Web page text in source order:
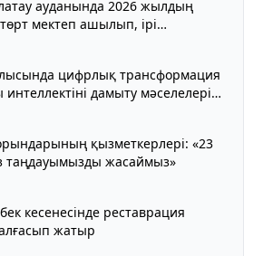
ауданында 2026 жылдың
мектеп ашылып, ірі
жобалар аяқталады
цифрлық трансформация
дамыту мәселелері
қызметкерлері: «23
таңдауымызды жасаймыз»
кесенесінде реставрация
жатыр